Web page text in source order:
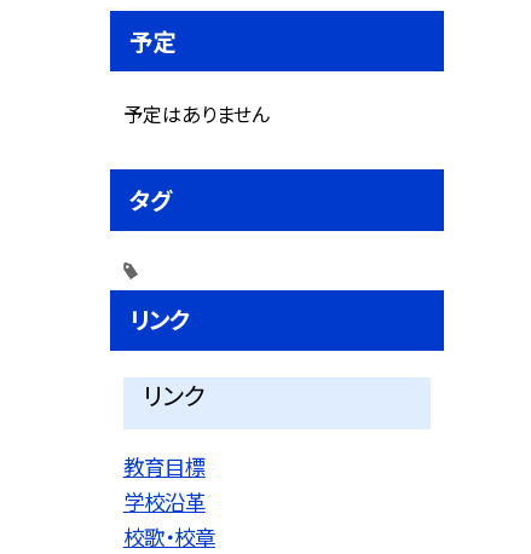
予定
予定はありません
タグ
リンク
リンク
教育目標
学校沿革
校歌・校章